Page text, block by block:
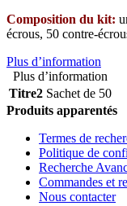
Composition du kit:
écrous, 50 contre-
Plus d’information
Plus d’information
Titre2 Sachet de 50
Produits apparentés
Termes de
Politique de
Recherche
Commandes et
Nous contacter